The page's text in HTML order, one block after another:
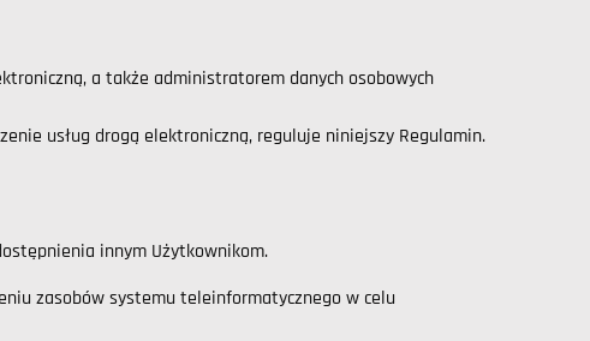
a także administratorem danych osobowych
usług drogą elektroniczną, reguluje niniejszy Regulamin.
innym Użytkownikom.
zasobów systemu teleinformatycznego w celu